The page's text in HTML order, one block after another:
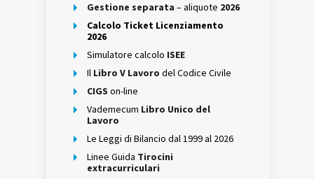
Gestione separata – aliquote 2026
Calcolo Ticket Licenziamento
2026
Simulatore calcolo ISEE
Il Libro V Lavoro del Codice Civile
CIGS on-line
Vademecum Libro Unico del
Lavoro
Le Leggi di Bilancio dal 1999 al 2026
Linee Guida Tirocini
extracurriculari